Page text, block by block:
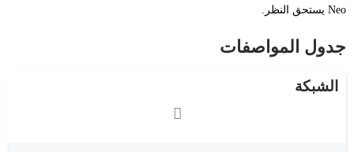
Neo يستحق النظر.
جدول المواصفات
الشبكة